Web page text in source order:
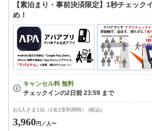
【素泊まり・事前決済限定】1秒チェック
め！
お1人さま1泊（2名1室利用時） (税込)
3,960円 ／人〜